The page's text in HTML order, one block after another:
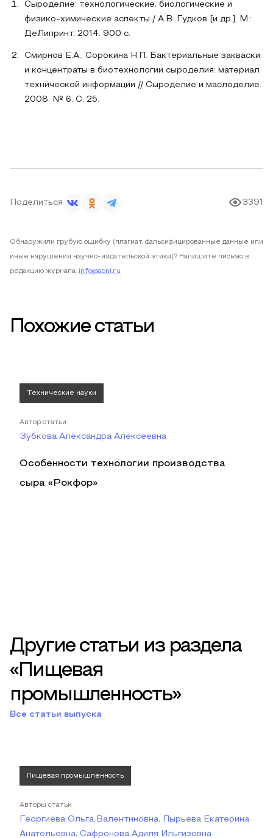
Сыроделие: технологические, биологические и
физико-химические аспекты / А.В. Гудков [и др.]. М.:
ДеЛипринт, 2014. 900 с.
Смирнов Е.А., Сорокина Н.П. Бактериальные закваски
и концентраты в биотехнологии сыроделия: материал
технической информации // Сыроделие и маслоделие.
2008. № 6. С. 25.
Поделиться 3391
Обнаружили грубую ошибку (плагиат, фальсифицированные данные или
иные нарушения научно-издательской этики)? Напишите письмо в
редакцию журнала: info@apni.ru
Похожие статьи
Технические науки
Автор статьи
Зубкова Александра Алексеевна
Особенности технологии производства
сыра «Рокфор»
Другие статьи из раздела
«Пищевая
промышленность»
Все статьи выпуска
Пищевая промышленность
Авторы статьи
Георгиева Ольга Валентиновна, Пырьева Екатерина
Анатольевна, Сафронова Адиля Ильгизовна